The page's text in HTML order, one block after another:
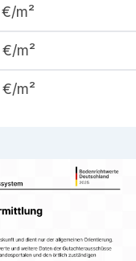
€/m²
€/m²
€/m²